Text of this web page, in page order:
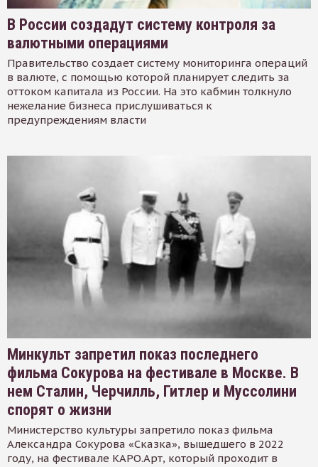
В России создадут систему контроля за
валютными операциями
Правительство создает систему мониторинга операций
в валюте, с помощью которой планирует следить за
оттоком капитала из России. На это кабмин толкнуло
нежелание бизнеса прислушиваться к
предупреждениям власти
Минкульт запретил показ последнего
фильма Сокурова на фестивале в Москве. В
нем Сталин, Черчилль, Гитлер и Муссолини
спорят о жизни
Министерство культуры запретило показ фильма
Александра Сокурова «Сказка», вышедшего в 2022
году, на фестивале КАРО.Арт, который проходит в